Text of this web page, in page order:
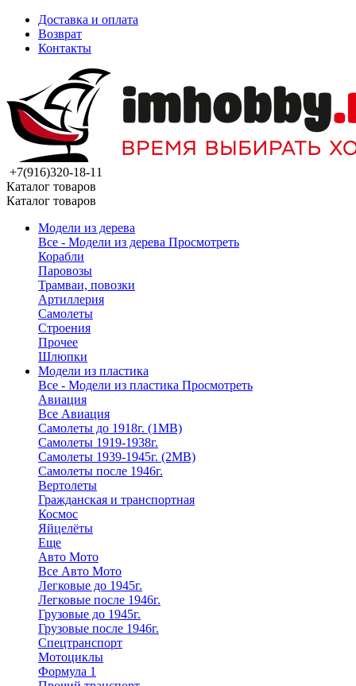
Доставка и оплата
Возврат
Контакты
+7(916)320-18-11
Каталог товаров
Каталог товаров
Модели из дерева
Все - Модели из дерева Просмотреть
Корабли
Паровозы
Трамваи, повозки
Артиллерия
Самолеты
Строения
Прочее
Шлюпки
Модели из пластика
Все - Модели из пластика Просмотреть
Авиация
Все Авиация
Самолеты до 1918г. (1МВ)
Самолеты 1919-1938г.
Самолеты 1939-1945г. (2МВ)
Самолеты после 1946г.
Вертолеты
Гражданская и транспортная
Космос
Яйцелёты
Еще
Авто Мото
Все Авто Мото
Легковые до 1945г.
Легковые после 1946г.
Грузовые до 1945г.
Грузовые после 1946г.
Спецтранспорт
Мотоциклы
Формула 1